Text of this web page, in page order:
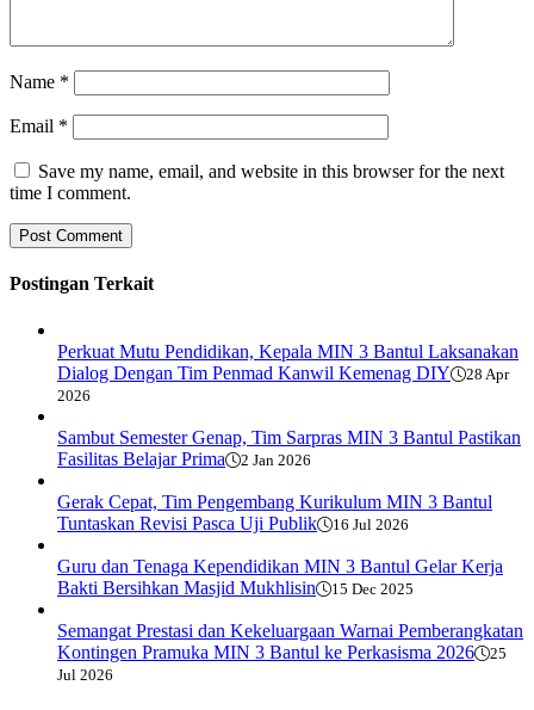
Name *
Email *
Save my name, email, and website in this browser for the next
time I comment.
Postingan Terkait
Perkuat Mutu Pendidikan, Kepala MIN 3 Bantul Laksanakan
Dialog Dengan Tim Penmad Kanwil Kemenag DIY
28 Apr
2026
Sambut Semester Genap, Tim Sarpras MIN 3 Bantul Pastikan
Fasilitas Belajar Prima
2 Jan 2026
Gerak Cepat, Tim Pengembang Kurikulum MIN 3 Bantul
Tuntaskan Revisi Pasca Uji Publik
16 Jul 2026
Guru dan Tenaga Kependidikan MIN 3 Bantul Gelar Kerja
Bakti Bersihkan Masjid Mukhlisin
15 Dec 2025
Semangat Prestasi dan Kekeluargaan Warnai Pemberangkatan
Kontingen Pramuka MIN 3 Bantul ke Perkasisma 2026
25
Jul 2026